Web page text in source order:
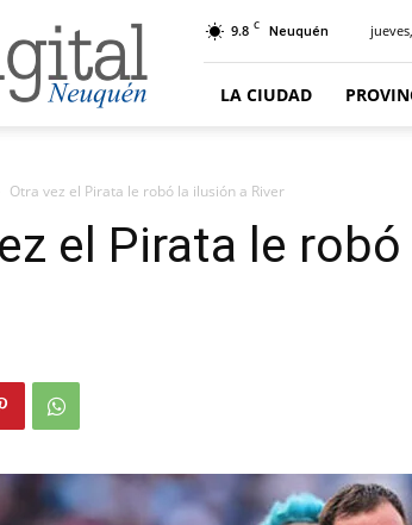
9.8 C Neuquén
LA CIUDAD
Otra vez el Pirata le robó la ilusión a River
el Pirata le